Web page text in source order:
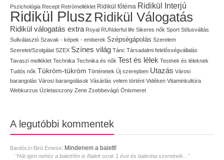
Pszichológia Recept Retrómelléklet Ridikül főtéma Ridikül Interjú
Ridikül Plusz Ridikül Válogatás
Ridikül válogatás extra Royal RUNderful life Sikeres nők Sport Stílusváltás
Suliválasztó Szavak - képek - emberek Szépségápolás Szerelem
Szeretet/Szolgálat SZEX Színes világ Tánc Társadalmi felelősségvállalás
Tavaszi melléklet Technika Technika és nők Test és lélek Testnek és léleknek
Tudós nők Tükröm-tükröm Történetek Új szerepben Utazás Városi
barangolás Városi barangolások Vásárlás velem történt Vidéken Vitaminkultúra
Webkurzus Üzletasszony Zene Zsebbevágó Önismeret
A legutóbbi kommentek
Bardóczi-Biró Emese: Mindenem a balett!
"Hát igen nehéz a balett!én is Balett ozok 1 éve és balerina szeretnék..."